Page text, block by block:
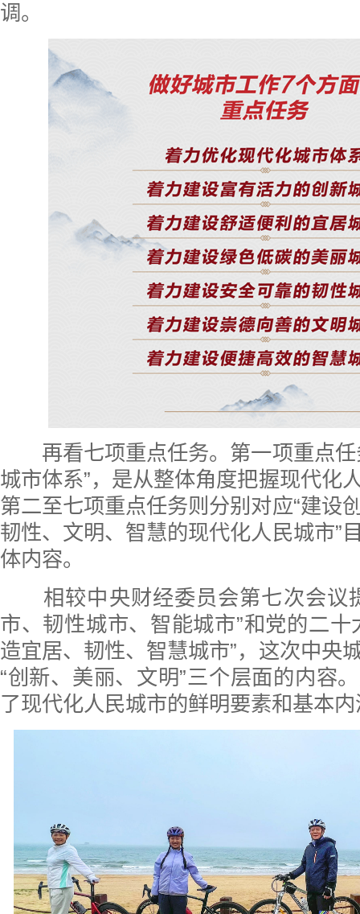
调。
再看七项重点任务。第一项重点任
城市体系”，是从整体角度把握现代化
第二至七项重点任务则分别对应“建设
韧性、文明、智慧的现代化人民城市”
体内容。
相较中央财经委员会第七次会议
市、韧性城市、智能城市”和党的二十
造宜居、韧性、智慧城市”，这次中央
“创新、美丽、文明”三个层面的内容
了现代化人民城市的鲜明要素和基本